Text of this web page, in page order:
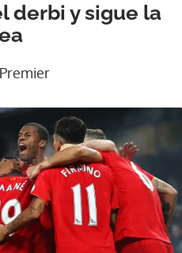
derbi y sigue la